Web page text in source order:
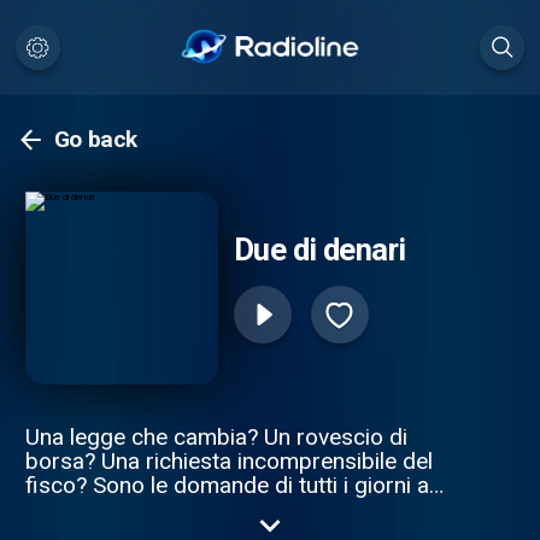
Go back
Due di denari
Una legge che cambia? Un rovescio di
borsa? Una richiesta incomprensibile del
fisco? Sono le domande di tutti i giorni a
denari" dà risposte con ospiti ed esperti. In